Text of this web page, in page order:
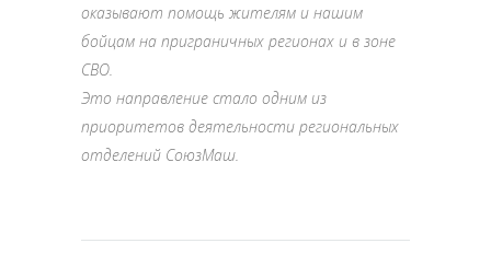
оказывают помощь жителям и нашим
бойцам на приграничных регионах и в зоне
СВО.
Это направление стало одним из
приоритетов деятельности региональных
отделений СоюзМаш.